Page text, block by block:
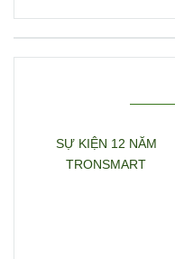
SỰ KIỆN 12 NĂM
TRONSMART